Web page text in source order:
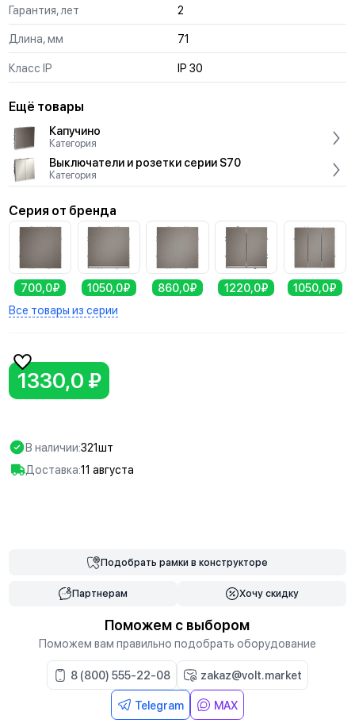
Гарантия, лет 2
Длина, мм 71
Класс IP IP 30
Ещё товары
Капучино
Категория
Выключатели и розетки серии S70
Категория
Серия от бренда
700,0₽ 1050,0₽ 860,0₽ 1220,0₽
1050,0₽
Все товары из серии
1330,0 ₽
В наличии:321шт
Доставка:11 августа
Подобрать рамкив конструкторе
Партнерам Хочу скидку
Поможем с выбором
Поможем вам правильно подобрать оборудование
8 (800) 555-22-08 zakaz@volt.market
Telegram MAX